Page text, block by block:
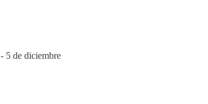
- 5 de diciembre